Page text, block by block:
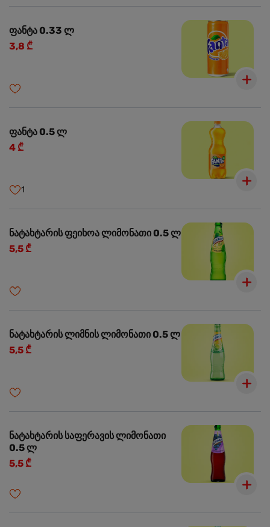
ფანტა 0.33 ლ
3,8 ₾
ფანტა 0.5 ლ
4 ₾
1
ნატახტარის ფეიხოა ლიმონათი 0.5 ლ
5,5 ₾
ნატახტარის ლიმნის ლიმონათი 0.5 ლ
5,5 ₾
ნატახტარის საფერავის ლიმონათი
0.5 ლ
5,5 ₾